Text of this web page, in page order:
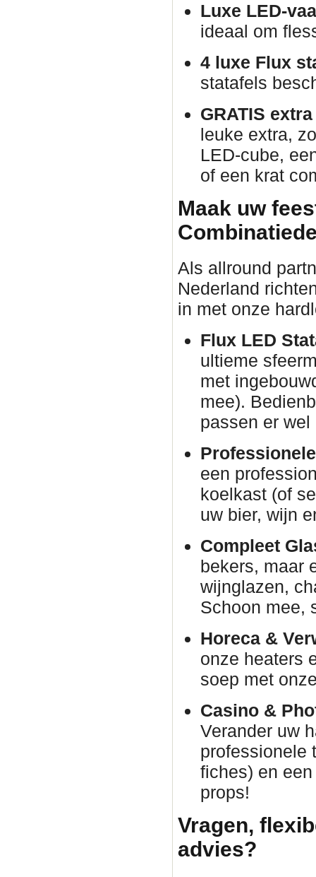
Luxe LED-
ideaal om
4 luxe Flux
statafels
GRATIS
leuke extra,
LED-cube,
of een krat
Maak uw
Als allround
Nederland
in met onze
Flux LED
ultieme
met
mee).
passen er
een
koelkast (of
uw bier, wijn
Compleet
bekers, maar
wijnglazen,
Schoon mee,
Horeca &
onze heaters
soep met
Casino &
Verander uw
professionele
fiches) en
props!
Vragen,
advies?